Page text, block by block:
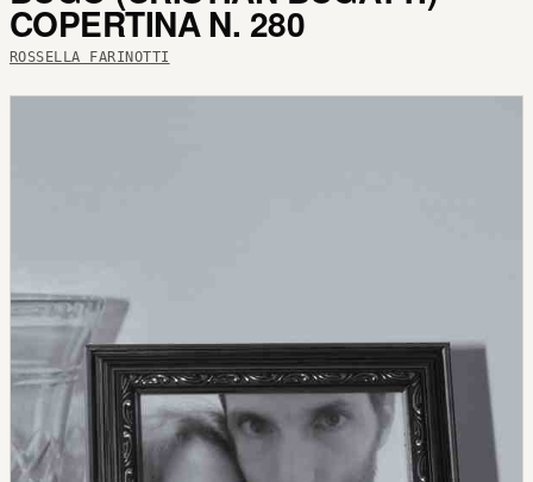
COPERTINA N. 280
ROSSELLA FARINOTTI